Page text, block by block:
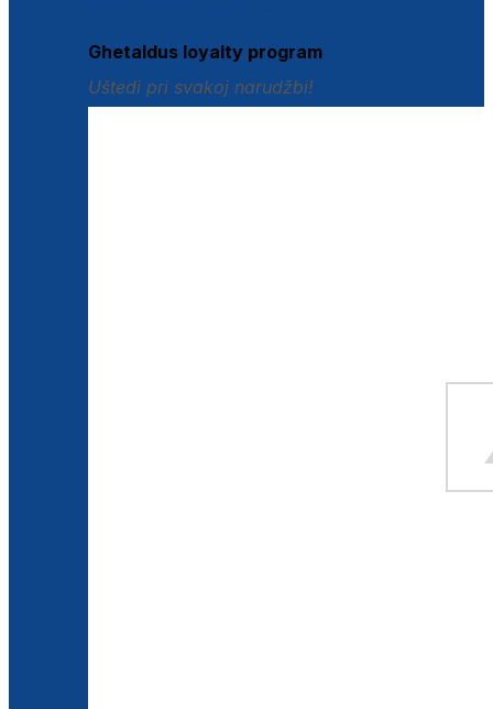
Ghetaldus loyalty program
Uštedi pri svakoj narudžbi!